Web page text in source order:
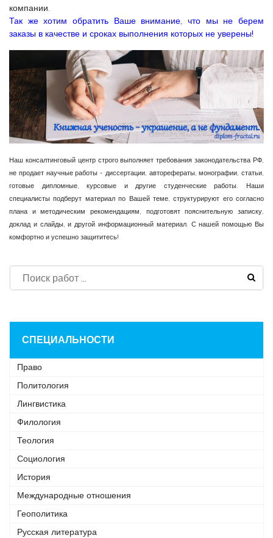
компании.
Так же хотим обратить Ваше внимание, что мы не берем
заказы в качестве и сроках выполнения которых не уверены!
Наш консалтинговый центр строго выполняет требования законодательства РФ,
не продает научные работы - диссертации, авторефераты, монографии, статьи,
готовые дипломные, курсовые и другие студенческие работы. Наши
специалисты подберут материал по Вашей теме, структурируют его согласно
плана и методическим рекомендациям, подготовят пояснительную записку,
доклад и слайды, и другой информационный материал. С нашей помощью Вы
комфортно и успешно защититесь!
СПЕЦИАЛЬНОСТИ
Право
Политология
Лингвистика
Филология
Теология
Социология
История
Международные отношения
Геополитика
Русская литература